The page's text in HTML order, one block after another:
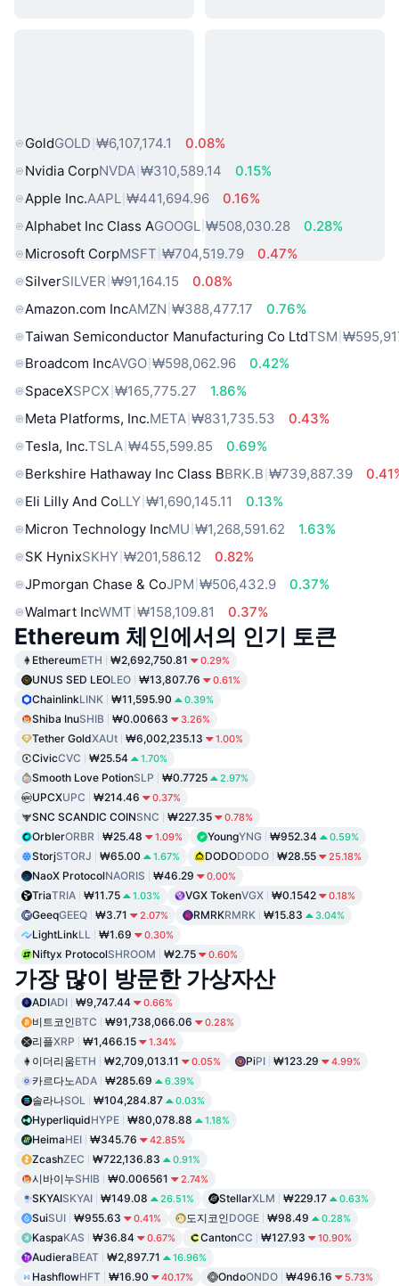
GoldGOLD ₩6,107,174.1
0.08%
Nvidia CorpNVDA ₩310,589.14
0.15%
Apple Inc.AAPL ₩441,694.96
0.16%
Alphabet Inc Class AGOOGL ₩508,030.28
0.28%
Microsoft CorpMSFT ₩704,519.79
0.47%
SilverSILVER ₩91,164.15
0.08%
Amazon.com IncAMZN ₩388,477.17
0.76%
Taiwan Semiconductor Manufacturing Co LtdTSM
Broadcom IncAVGO ₩598,062.96
0.42%
SpaceXSPCX ₩165,775.27
1.86%
Meta Platforms, Inc.META ₩831,735.53
0.43%
Tesla, Inc.TSLA ₩455,599.85
0.69%
Berkshire Hathaway Inc Class BBRK.B ₩739,887.39
Eli Lilly And CoLLY ₩1,690,145.11
0.13%
Micron Technology IncMU ₩1,268,591.62
1.63%
SK HynixSKHY ₩201,586.12
0.82%
JPmorgan Chase & CoJPM ₩506,432.9
0.37%
Walmart IncWMT ₩158,109.81 0.37%
Ethereum 체인에서의 인기 토큰
EthereumETH ₩2,692,750.81 0.29%
UNUS SED LEOLEO ₩13,807.76 0.61%
ChainlinkLINK ₩11,595.90 0.39%
Shiba InuSHIB ₩0.00663 3.26%
Tether GoldXAUt ₩6,002,235.13 1.00%
CivicCVC ₩25.54 1.70%
Smooth Love PotionSLP ₩0.7725 2.97%
UPCXUPC ₩214.46 0.37%
SNC SCANDIC COINSNC ₩227.35 0.78%
OrblerORBR ₩25.48 1.09% YoungYNG ₩952.34 0.59%
StorjSTORJ ₩65.00 1.67% DODODODO ₩28.55 25.18%
NaoX ProtocolNAORIS ₩46.29 0.00%
TriaTRIA ₩11.75 1.03% VGX TokenVGX ₩0.1542 0.18%
GeeqGEEQ ₩3.71 2.07% RMRKRMRK ₩15.83 3.04%
LightLinkLL ₩1.69 0.30%
Niftyx ProtocolSHROOM ₩2.75 0.60%
가장 많이 방문한 가상자산
ADIADI ₩9,747.44 0.66%
비트코인BTC ₩91,738,066.06 0.28%
리플XRP ₩1,466.15 1.34%
이더리움ETH ₩2,709,013.11 0.05% PiPI ₩123.29 4.99%
카르다노ADA ₩285.69 6.39%
솔라나SOL ₩104,284.87 0.03%
HyperliquidHYPE ₩80,078.88 1.18%
HeimaHEI ₩345.76 42.85%
ZcashZEC ₩722,136.83 0.91%
시바이누SHIB ₩0.006561 2.74%
SKYAISKYAI ₩149.08 26.51% StellarXLM ₩229.17 0.63%
SuiSUI ₩955.63 0.41% 도지코인DOGE ₩98.49 0.28%
KaspaKAS ₩36.84 0.67% CantonCC ₩127.93 10.90%
AudieraBEAT ₩2,897.71 16.96%
HashflowHFT ₩16.90 40.17% OndoONDO ₩496.16 5.73%